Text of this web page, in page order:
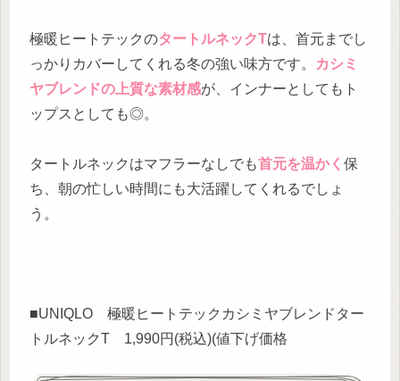
極暖ヒートテックのタートルネックTは、首元までし
っかりカバーしてくれる冬の強い味方です。
カシミ
ヤブレンドの上質な素材感が、インナーとしてもト
ップスとしても◎。
タートルネックはマフラーなしでも首元を温かく 保
ち、朝の忙しい時間にも大活躍してくれるでしょ
う。
■UNIQLO 極暖ヒートテックカシミヤブレンドター
トルネックT 1,990円(税込)(値下げ価格